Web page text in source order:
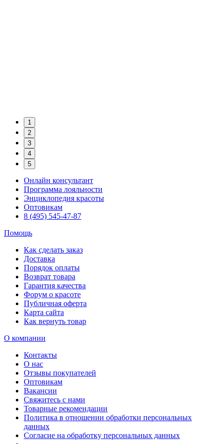
1
2
3
4
5
Онлайн консультант
Программа лояльности
Энциклопедия красоты
Оптовикам
8 (495) 545-47-87
Помощь
Как сделать заказ
Доставка
Порядок оплаты
Возврат товара
Гарантия качества
Форум о красоте
Публичная оферта
Карта сайта
Как вернуть товар
О компании
Контакты
О нас
Отзывы покупателей
Оптовикам
Вакансии
Свяжитесь с нами
Товарные рекомендации
Политика в отношении обработки персональных
данных
Согласие на обработку персональных данных